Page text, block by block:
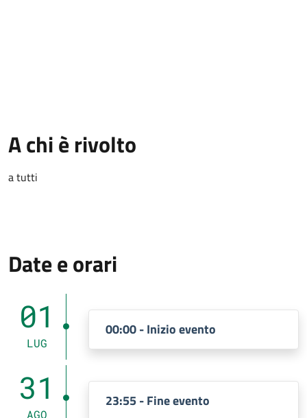
A chi è rivolto
a tutti
Date e orari
01
LUG
00:00 - Inizio evento
31
AGO
23:55 - Fine evento